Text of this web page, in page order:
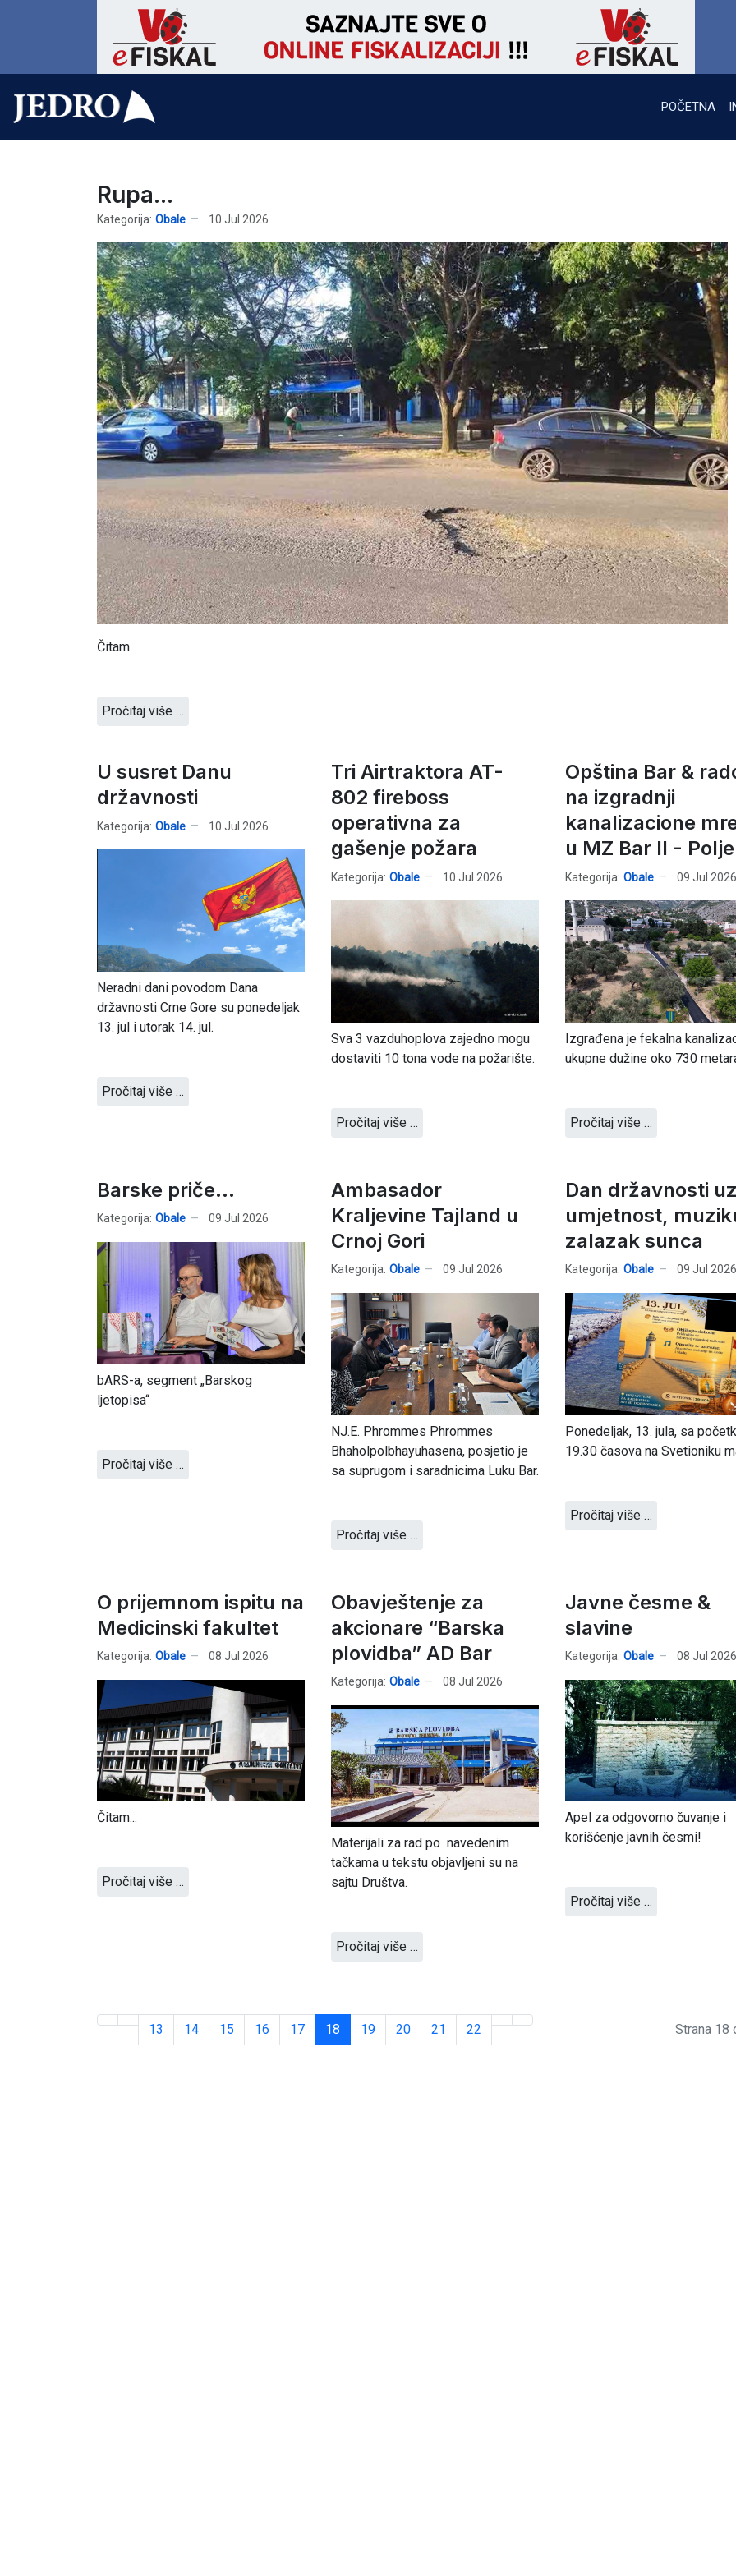
POČETNA
Rupa...
Kategorija: Obale 10 Jul 2026
Čitam
Pročitaj više …
U susret Danu
državnosti
Kategorija: Obale 10 Jul 2026
Neradni dani povodom Dana
državnosti Crne Gore su ponedeljak
13. jul i utorak 14. jul.
Pročitaj više …
Tri Airtraktora AT-
802 fireboss
operativna za
gašenje požara
Kategorija: Obale 10 Jul 2026
Sva 3 vazduhoplova zajedno mogu
dostaviti 10 tona vode na požarište.
Pročitaj više …
Opština Bar &
na izgradnji
kanalizacione
u MZ Bar II - Polje
Kategorija: Obale 09 Jul 2026
Izgrađena je fekalna
ukupne dužine oko 730
Pročitaj više …
Barske priče...
Kategorija: Obale 09 Jul 2026
bARS-a, segment „Barskog
ljetopisa“
Pročitaj više …
Ambasador
Kraljevine Tajland u
Crnoj Gori
Kategorija: Obale 09 Jul 2026
NJ.E. Phrommes Phrommes
Bhaholpolbhayuhasena, posjetio je
sa suprugom i saradnicima Luku Bar.
Pročitaj više …
Dan državnosti
umjetnost,
zalazak sunca
Kategorija: Obale 09 Jul 2026
Ponedeljak, 13. jula, sa
19.30 časova na Svetioniku
Pročitaj više …
O prijemnom ispitu na
Medicinski fakultet
Kategorija: Obale 08 Jul 2026
Čitam...
Pročitaj više …
Obavještenje za
akcionare “Barska
plovidba” AD Bar
Kategorija: Obale 08 Jul 2026
Materijali za rad po navedenim
tačkama u tekstu objavljeni su na
sajtu Društva.
Pročitaj više …
Javne česme &
slavine
Kategorija: Obale 08 Jul 2026
Apel za odgovorno čuvanje i
korišćenje javnih česmi!
Pročitaj više …
13 14 15 16 17 18 19 20 21 22 Strana 18